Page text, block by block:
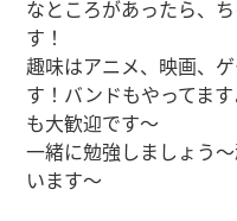
なところがあったら、
す！
趣味はアニメ、映画、
す！バンドもやってま
も大歓迎です～
一緒に勉強しましょう
います～